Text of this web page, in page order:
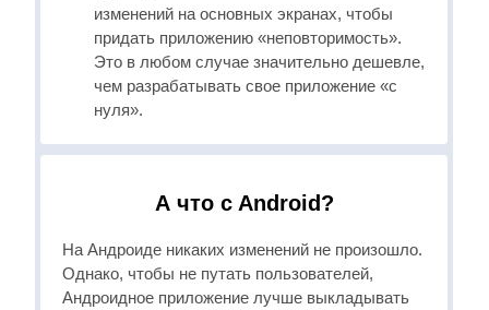
изменений на основных экранах, чтобы
придать приложению «неповторимость».
Это в любом случае значительно дешевле,
чем разрабатывать свое приложение «с
нуля».
А что с Android?
На Андроиде никаких изменений не произошло.
Однако, чтобы не путать пользователей,
Андроидное приложение лучше выкладывать